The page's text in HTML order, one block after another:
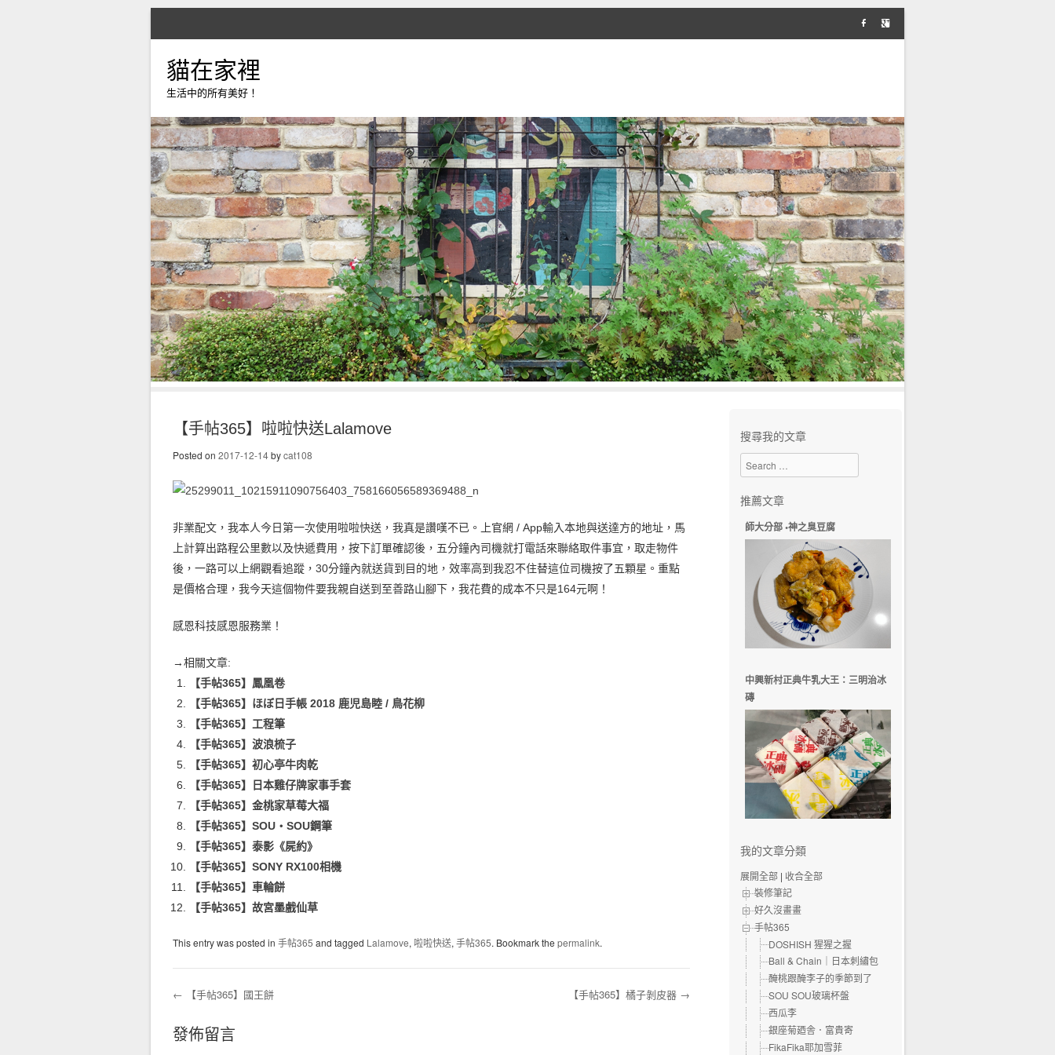
貓在家裡
生活中的所有美好！
【手帖365】啦啦快送Lalamove
Posted on 2017-12-14bycat108
非業配文，我本人今日第一次使用啦啦快送，我真是讚嘆不已。上官網 / App輸入本地與送達方的地址，馬
上計算出路程公里數以及快遞費用，按下訂單確認後，五分鐘內司機就打電話來聯絡取件事宜，取走物件
後，一路可以上網觀看追蹤，30分鐘內就送貨到目的地，效率高到我忍不住替這位司機按了五顆星 。重點
是價格合理，我今天這個物件要我親自送到至善路山腳下，我花費的成本不只是164元啊！
感恩科技感恩服務業！
→相關文章:
【手帖365】鳳凰卷
【手帖365】ほぼ日手帳 2018 鹿児島睦 / 鳥花柳
【手帖365】工程筆
【手帖365】波浪梳子
【手帖365】初心亭牛肉乾
【手帖365】日本雞仔牌家事手套
【手帖365】金桃家草莓大福
【手帖365】SOU・SOU鋼筆
【手帖365】泰影《屍約》
【手帖365】SONY RX100相機
【手帖365】車輪餅
【手帖365】故宮墨戲仙草
This entry was posted in 手帖365 and tagged Lalamove, 啦啦快送, 手帖365. Bookmark the permalink.
Post navigation
← 【手帖365】國王餅 【手帖365】橘子剝皮器 →
發佈留言
搜尋我的文章
Search
推薦文章
師大分部 •神之臭豆腐
中興新村正典牛乳大王：三明治冰
磚
我的文章分類
展開全部 | 收合全部
裝修筆記
好久沒畫畫
手帖365
DOSHISH 猩猩之握
Ball & Chain｜日本刺繡包
醃桃跟醃李子的季節到了
SOU SOU玻璃杯盤
西瓜李
銀座菊廼舎．富貴寄
FikaFika耶加雪菲